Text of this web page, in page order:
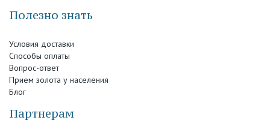
Полезно знать
Условия доставки
Способы оплаты
Вопрос-ответ
Прием золота у населения
Блог
Партнерам